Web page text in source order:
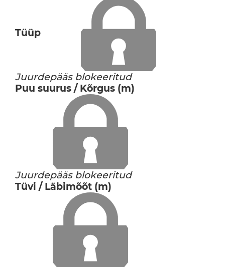
Tüüp
Juurdepääs blokeeritud
Puu suurus / Kõrgus (m)
Juurdepääs blokeeritud
Tüvi / Läbimõõt (m)